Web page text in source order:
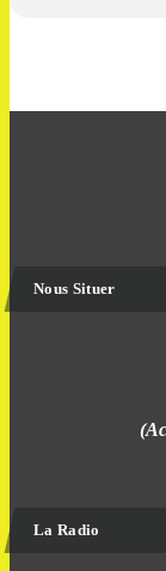
Nous Situer
La Radio